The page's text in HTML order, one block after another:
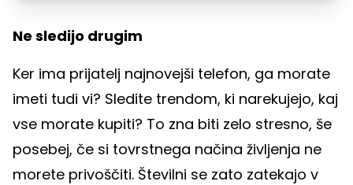
Ne sledijo drugim
Ker ima prijatelj najnovejši telefon, ga morate
imeti tudi vi? Sledite trendom, ki narekujejo, kaj
vse morate kupiti? To zna biti zelo stresno, še
posebej, če si tovrstnega načina življenja ne
morete privoščiti. Številni se zato zatekajo v